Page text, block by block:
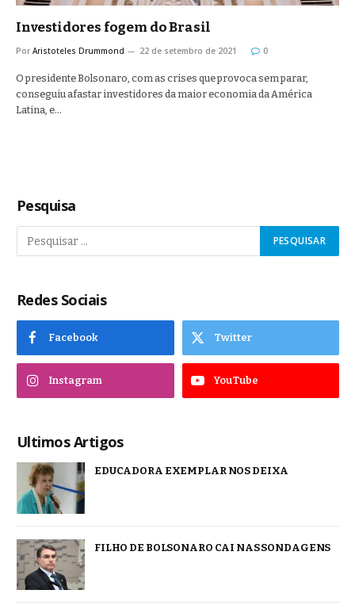
Investidores fogem do Brasil
Por Aristoteles Drummond 22 de setembro de 2021 0
O presidente Bolsonaro, com as crises que provoca sem parar,
conseguiu afastar investidores da maior economia da América
Latina, e…
Pesquisa
Redes Sociais
Facebook Twitter
Instagram YouTube
Ultimos Artigos
EDUCADORA EXEMPLAR NOS DEIXA
FILHO DE BOLSONARO CAI NAS SONDAGENS